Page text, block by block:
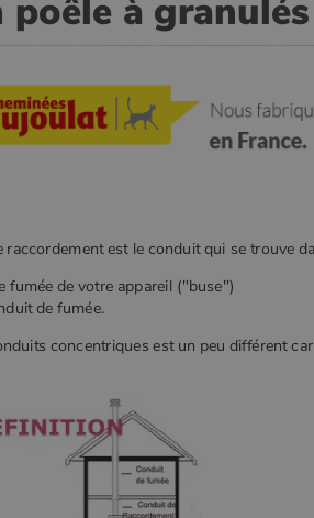
poêle à granulés
raccordement est le conduit qui se trouve
fumée de votre appareil ("buse")
de fumée.
concentriques est un peu différent
gestion des comptes. Le site
Nom
Nom
Nom
VISITOR_INFO1_LIVE
bb2_screener_
Bad
pabk_id.1.d14a
__Secure-ROLLOUT_TOKEN
pabk_ses.1.d14a
Google